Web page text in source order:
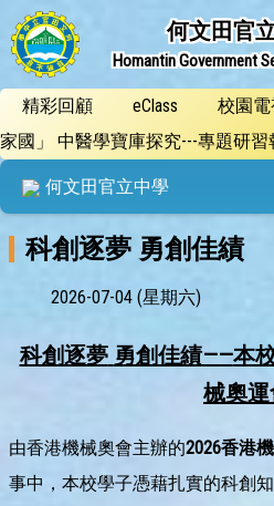
何文田官
Homantin Government
精彩回顧 eClass 校園電
家國」 中醫學寶庫探究---專題研
何文田官立中學
科創逐夢 勇創佳績
2026-07-04 (星期六)
科創逐夢 勇創佳績——本
械奧
由香港機械奧會主辦的2026香港
事中，本校學子憑藉扎實的科創